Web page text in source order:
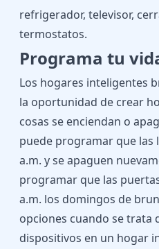
refrigerador, televisor,
termostatos.
Programa tu
Los hogares inteligentes
la oportunidad de crear
cosas se enciendan o
puede programar que las
a.m. y se apaguen
programar que las
a.m. los domingos de
opciones cuando se trata
dispositivos en un hogar